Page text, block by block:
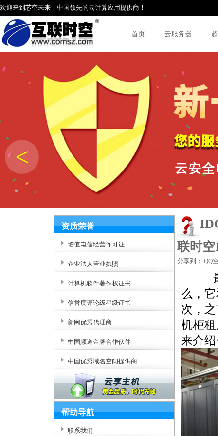
欢迎来到芯空未来，中国领先的云计算应用提供商！
首页 云服务器
<
资质荣誉
增值电信经营许可证
企业法人营业执照
计算机软件著作权证书
信誉度评论级星级证书
新网优秀代理商
中国频道金牌合作伙伴
中国优秀域名空间提供商
帮助导航
联系我们
联时
分享到： QQ
最近
么，
次，
机柜
来介